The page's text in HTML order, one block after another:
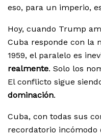
eso, para un imperio,
Hoy, cuando Trump
Cuba responde con la
1959, el paralelo es
realmente. Solo los
El conflicto sigue
dominación.
Cuba, con todas sus
recordatorio